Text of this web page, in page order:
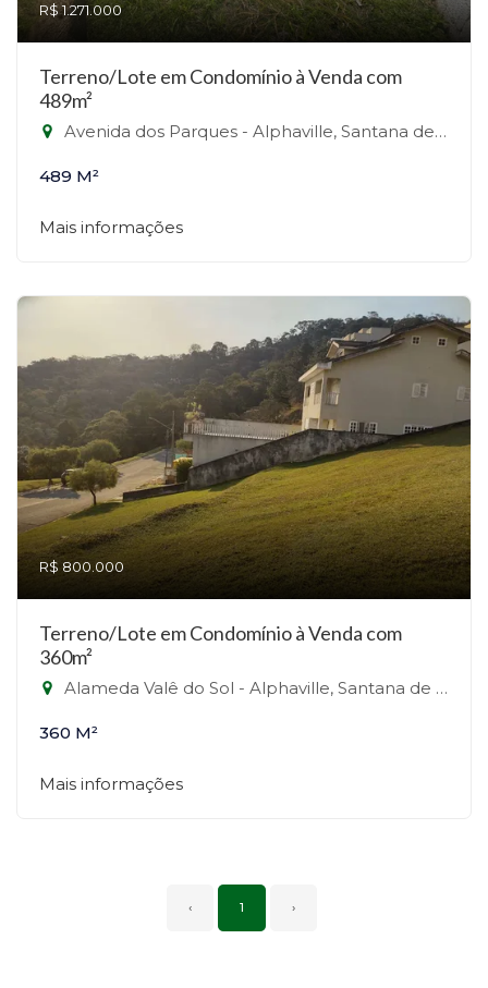
R$ 1.271.000
Terreno/Lote em Condomínio à Venda com
489m²
Avenida dos Parques - Alphaville, Santana de Parnaíba-SP
489 M²
Mais informações
R$ 800.000
Terreno/Lote em Condomínio à Venda com
360m²
Alameda Valê do Sol - Alphaville, Santana de Parnaíba-SP
360 M²
Mais informações
‹ 1 ›